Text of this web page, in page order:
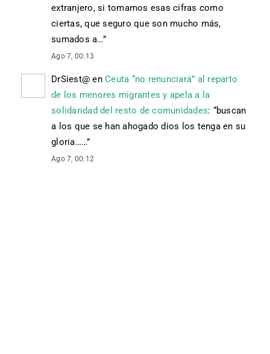
extranjero, si tomamos esas cifras como
ciertas, que seguro que son mucho más,
sumados a…”
Ago 7, 00:13
DrSiest@ en Ceuta “no renunciará” al reparto
de los menores migrantes y apela a la
solidaridad del resto de comunidades: “buscan
a los que se han ahogado dios los tenga en su
gloria……”
Ago 7, 00:12